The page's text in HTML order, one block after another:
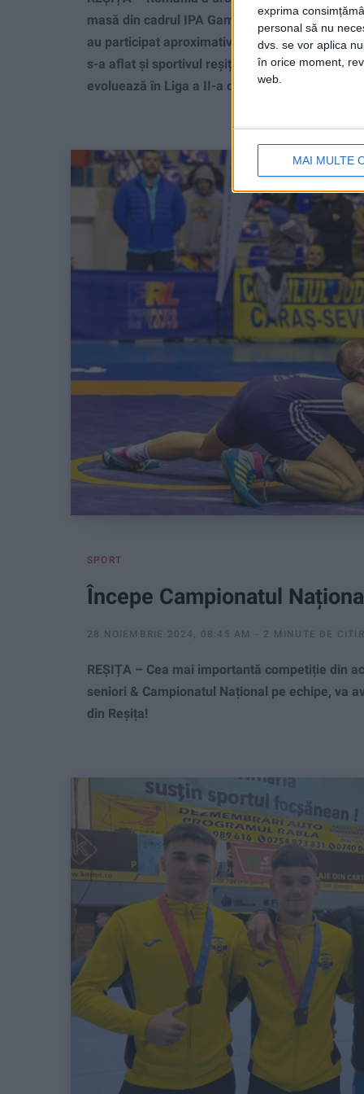
exprima
personal să nu
dvs. se vor aplica
în orice moment,
web.
MAI MULTE
masă din cadrul IPA Games 2026, competiție
au participat aproximativ 31 de țări și în jur de
s-a aflat și sportivul reșițean Deian Sorescu,
evoluează în Liga a II-a de seniori (Divizia B)!
SPORT
Începe Campionatul
28 NOIEMBRIE 2024, 08:45 AM 2 MINUTE DE
REȘIȚA – Cea mai importantă competiție din
seniori & Campionatul Național pe echipe, va
din Reșița!